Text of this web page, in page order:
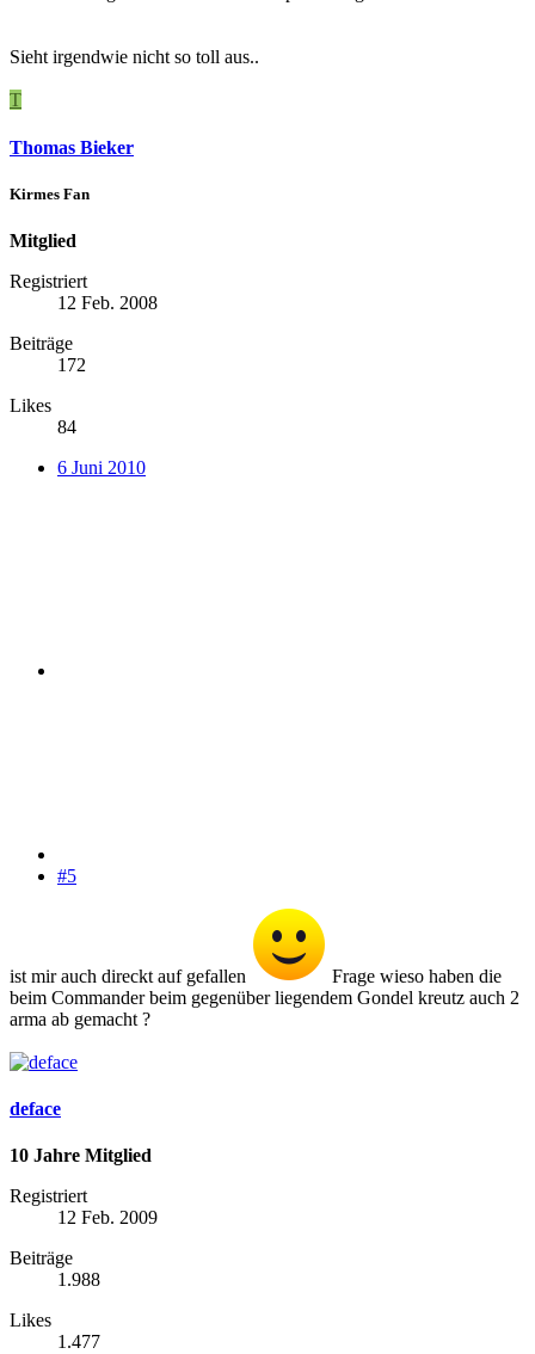
Sieht irgendwie nicht so toll aus..
T
Thomas Bieker
Kirmes Fan
Mitglied
Registriert
12 Feb. 2008
Beiträge
172
Likes
84
6 Juni 2010
#5
ist mir auch direckt auf gefallen
Frage wieso haben die
beim Commander beim gegenüber liegendem Gondel kreutz auch 2
arma ab gemacht ?
deface
10 Jahre Mitglied
Registriert
12 Feb. 2009
Beiträge
1.988
Likes
1.477